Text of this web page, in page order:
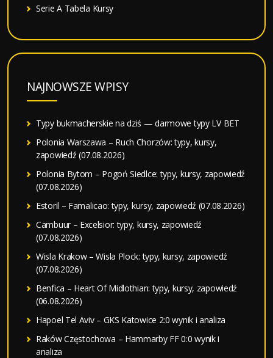
Serie A Tabela Kursy
NAJNOWSZE WPISY
Typy bukmacherskie na dziś — darmowe typy LV BET
Polonia Warszawa – Ruch Chorzów: typy, kursy,
zapowiedź (07.08.2026)
Polonia Bytom – Pogoń Siedlce: typy, kursy, zapowiedź
(07.08.2026)
Estoril – Famalicao: typy, kursy, zapowiedź (07.08.2026)
Cambuur – Excelsior: typy, kursy, zapowiedź
(07.08.2026)
Wisla Krakow – Wisla Plock: typy, kursy, zapowiedź
(07.08.2026)
Benfica – Heart Of Midlothian: typy, kursy, zapowiedź
(06.08.2026)
Hapoel Tel Aviv – GKS Katowice 2:0 wynik i analiza
Raków Częstochowa – Hammarby FF 0:0 wynik i
analiza